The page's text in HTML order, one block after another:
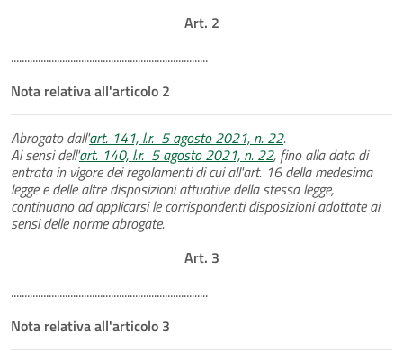
Art. 2
.........................................................................
Nota relativa all'articolo 2
Abrogato dall'art. 141, l.r. 5 agosto 2021, n. 22.
Ai sensi dell'art. 140, l.r. 5 agosto 2021, n. 22, fino alla data di
entrata in vigore dei regolamenti di cui all'art. 16 della medesima
legge e delle altre disposizioni attuative della stessa legge,
continuano ad applicarsi le corrispondenti disposizioni adottate ai
sensi delle norme abrogate.
Art. 3
.........................................................................
Nota relativa all'articolo 3